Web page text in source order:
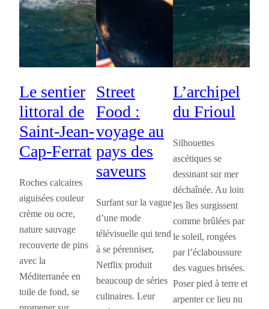
Le sentier
littoral de
Saint-Jean-
Cap-Ferrat
Roches calcaires
aiguisées couleur
crème ou ocre,
nature sauvage
recouverte de pins
avec la
Méditerranée en
toile de fond, se
Street
Food :
voyage au
pays des
saveurs
Surfant sur la vague
d’une mode
télévisuelle qui tend
à se pérenniser,
Netflix produit
beaucoup de séries
culinaires. Leur
L’archipel
du Frioul
Silhouettes
ascétiques se
dessinant sur mer
déchaînée. Au loin
les îles surgissent
comme brûlées par
le soleil, rongées
par l’éclaboussure
des vagues brisées.
Poser pied à terre et
arpenter ce lieu nu